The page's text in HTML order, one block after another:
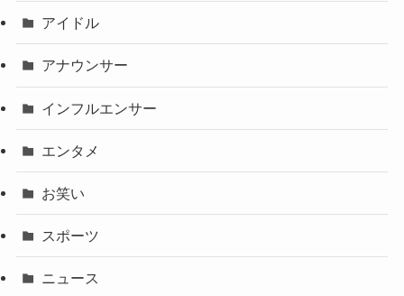
アイドル
アナウンサー
インフルエンサー
エンタメ
お笑い
スポーツ
ニュース